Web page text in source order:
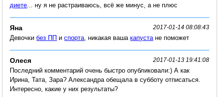
диете ... ну я не растраиваюсь, всё же минус, а не плюс
Яна 2017-01-14 08:08:43
Девочкибез ПП испорта , никакая вашакапуста не поможет
Олеся 2017-01-13 19:41:08
Последний комментарий очень быстро опубликовали:) А как
Ирина, Тата, Зара? Александра обещала в субботу отписаться.
Интересно, какие у них результаты?